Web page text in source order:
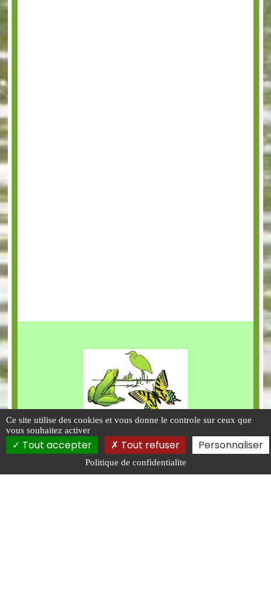
Ce site utilise des cookies et vous donne le controle sur ceux que
vous souhaitez activer
Tout accepter Tout refuser Personnaliser
Politique de confidentialite